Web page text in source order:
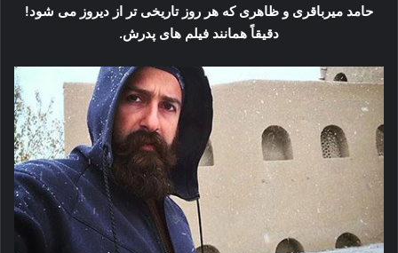
حامد میرباقری و ظاهری که هر روز تاریخی تر از دیروز می شود!
دقیقاً همانند فیلم های پدرش.